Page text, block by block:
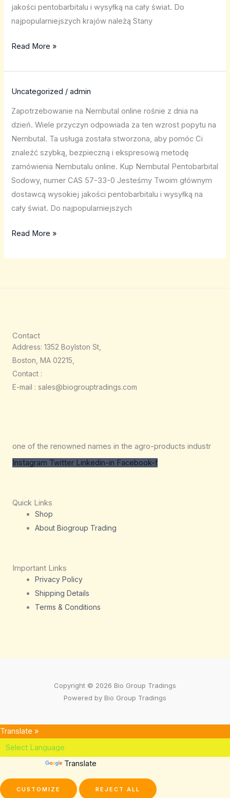
jakości pentobarbitalu i wysyłką na cały świat. Do
najpopularniejszych krajów należą Stany
Read More »
Uncategorized /admin
Zapotrzebowanie na Nembutal online rośnie z dnia na
dzień. Wiele przyczyn odpowiada za ten wzrost popytu na
Nembutal. Ta usługa została stworzona, aby pomóc Ci
znaleźć szybką, bezpieczną i ekspresową metodę
zamówienia Nembutalu online. Kup Nembutal Pentobarbital
Sodowy, numer CAS 57-33-0 Jesteśmy Twoim głównym
dostawcą wysokiej jakości pentobarbitalu i wysyłką na
cały świat. Do najpopularniejszych
Read More »
Contact
Address: 1352 Boylston St,
Boston, MA 02215,
Contact :
E-mail : sales@biogrouptradings.com
one of the renowned names in the agro-products industr
Instagram Twitter Linkedin-in Facebook-f
Quick Links
Shop
About Biogroup Trading
Important Links
Privacy Policy
Shipping Details
Terms & Conditions
Copyright © 2026 Bio Group Tradings
Powered by Bio Group Tradings
Translate »
Translate
CUSTOMIZE REJECT ALL